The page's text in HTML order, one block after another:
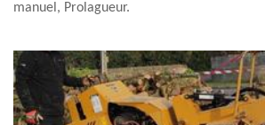
manuel, Prolagueur.